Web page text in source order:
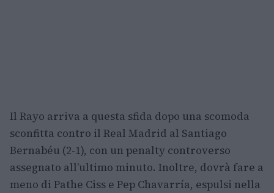
Il Rayo arriva a questa sfida dopo una scomoda
sconfitta contro il Real Madrid al Santiago
Bernabéu (2-1), con un penalty controverso
assegnato all’ultimo minuto. Inoltre, dovrà fare a
meno di Pathe Ciss e Pep Chavarría, espulsi nella